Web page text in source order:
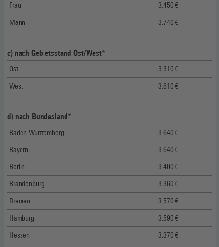
Frau 3.450 €
Mann 3.740 €
c) nach Gebietsstand Ost/West*
Ost 3.310 €
West 3.610 €
d) nach Bundesland*
Baden-Württemberg 3.640 €
Bayern 3.640 €
Berlin 3.400 €
Brandenburg 3.360 €
Bremen 3.570 €
Hamburg 3.590 €
Hessen 3.370 €